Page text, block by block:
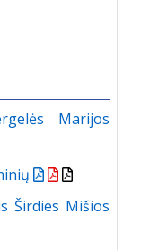
Marijos
Širdies Mišios